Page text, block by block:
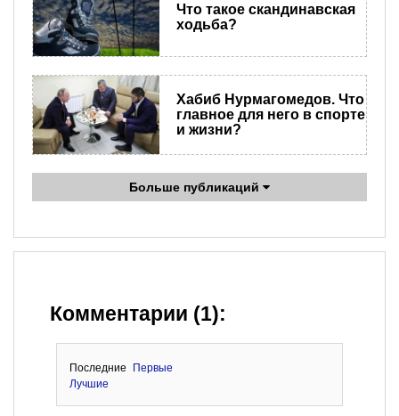
Что такое скандинавская
ходьба?
Хабиб Нурмагомедов. Что
главное для него в спорте
и жизни?
Больше публикаций
Комментарии (1):
Последние
Первые
Лучшие